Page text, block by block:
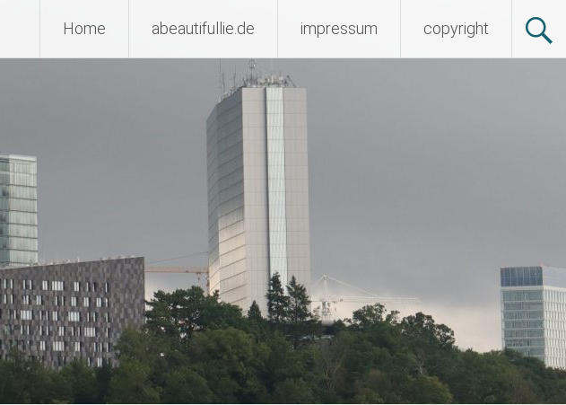
Home abeautifullie.de impressum copyright